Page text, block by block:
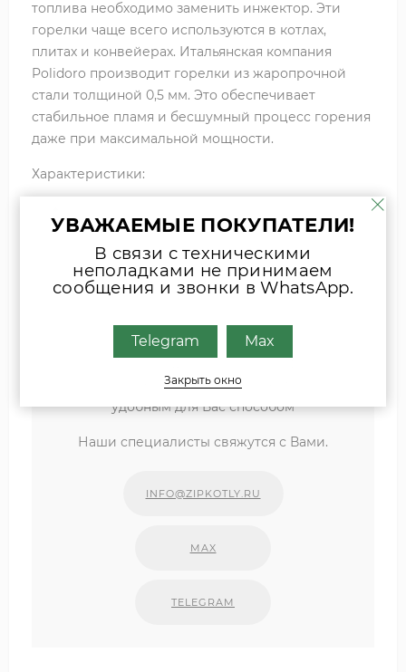
топлива необходимо заменить инжектор. Эти
горелки чаще всего используются в котлах,
плитах и конвейерах. Итальянская компания
Polidoro производит горелки из жаропрочной
стали толщиной 0,5 мм. Это обеспечивает
стабильное пламя и бесшумный процесс горения
даже при максимальной мощности.
Характеристики:
Длина - 450 мм;
Максимальная выдаваемая мощность - 16 кВт.
Если вы затрудняетесь с выбором
комплектующих, присылайте фото
шильда оборудования или запчасти
удобным для Вас способом
Наши специалисты свяжутся с Вами.
INFO@ZIPKOTLY.RU
MAX
TELEGRAM
УВАЖАЕМЫЕ ПОКУПАТЕЛИ!
В связи с техническими
неполадками не принимаем
сообщения и звонки в WhatsApp.
Telegram Max
Закрыть окно